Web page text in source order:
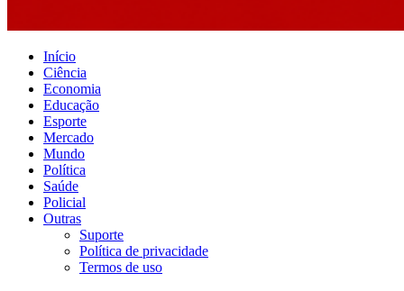
Início
Ciência
Economia
Educação
Esporte
Mercado
Mundo
Política
Saúde
Policial
Outras
Suporte
Política de privacidade
Termos de uso